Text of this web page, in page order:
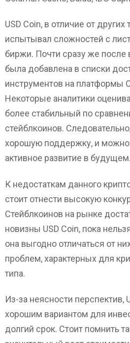
USD Coin, в отличие от других
испытывал сложностей с
биржи. Почти сразу же после
была добавлена в списки
инструментов на платформы
Некоторые аналитики
более стабильный по
стейблкоинов.
хорошую поддержку, и можно
активное развитие в будущем.
К недостаткам данного
стоит отнести высокую
Стейблкоинов на рынке
новизны USD Coin, пока
она выгодно отличаться от
проблем, характерных для
типа.
Из-за неясности перспектив,
хорошим вариантом для
долгий срок. Стоит помнить